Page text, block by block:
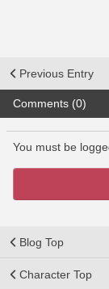
Previous Entry
Comments (0)
You must be
Blog Top
Character Top